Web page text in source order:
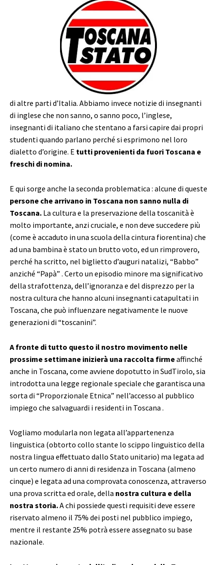
di altre parti d’Italia. Abbiamo invece notizie di insegnanti
di inglese che non sanno, o sanno poco, l’inglese,
insegnanti di italiano che stentano a farsi capire dai propri
studenti quando parlano perché si esprimono nel loro
dialetto d’origine. E tutti provenienti da fuori Toscana e
freschi di nomina.
E qui sorge anche la seconda problematica : alcune di queste
persone che arrivano in Toscana non sanno nulla di
Toscana. La cultura e la preservazione della toscanità è
molto importante, anzi cruciale, e non deve succedere più
(come è accaduto in una scuola della cintura fiorentina) che
ad una bambina è stato un brutto voto, ed un rimprovero,
perché ha scritto, nel biglietto d’auguri natalizi, “Babbo”
anziché “Papà” . Certo un episodio minore ma significativo
della strafottenza, dell’ignoranza e del disprezzo per la
nostra cultura che hanno alcuni insegnanti catapultati in
Toscana, che può influenzare negativamente le nuove
generazioni di “toscanini”.
A fronte di tutto questo il nostro movimento nelle
prossime settimane inizierà una raccolta firmeaffinché
anche in Toscana, come avviene dopotutto in SudTirolo, sia
introdotta una legge regionale speciale che garantisca una
sorta di “Proporzionale Etnica” nell’accesso al pubblico
impiego che salvaguardi i residenti in Toscana .
Vogliamo modularla non legata all’appartenenza
linguistica (obtorto collo stante lo scippo linguistico della
nostra lingua effettuato dallo Stato unitario) ma legata ad
un certo numero di anni di residenza in Toscana (almeno
cinque) e legata ad una comprovata conoscenza, attraverso
una prova scritta ed orale, della nostra cultura e della
nostra storia.A chi possiede questi requisiti deve essere
riservato almeno il 75% dei posti nel pubblico impiego,
mentre il restante 25% potrà essere assegnato su base
nazionale.